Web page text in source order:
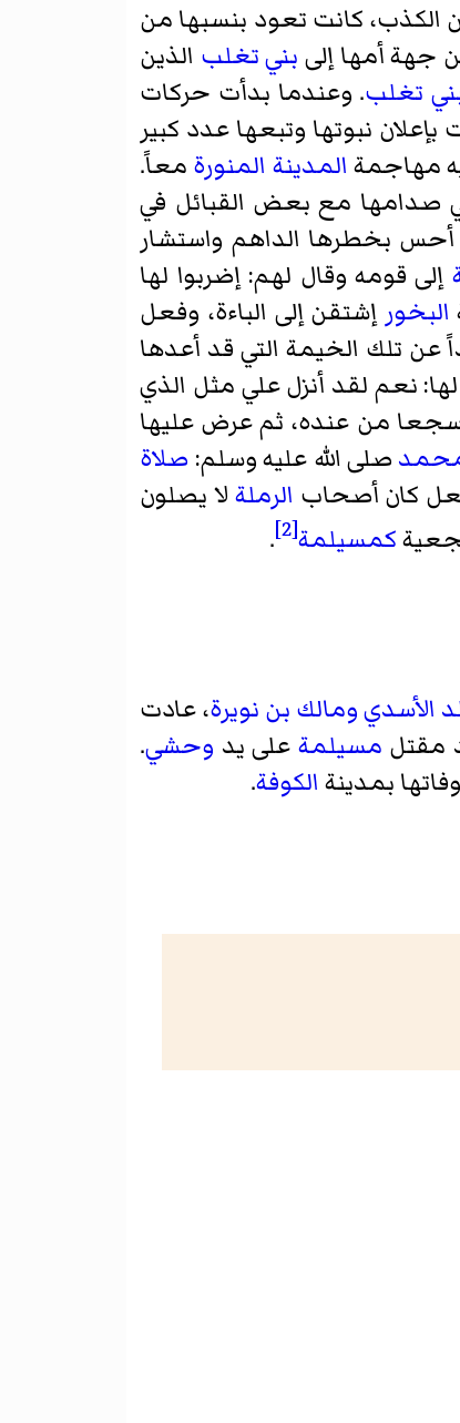
الكذب، كانت تعود بنسبها من
جهة أمها إلى بني تغلب الذين
تغلب. وعندما بدأت حركات
بإعلان نبوتها وتبعها عدد كبير
مهاجمة المدينة المنورة معاً.
صدامها مع بعض القبائل في
بخطرها الداهم واستشار
إلى قومه وقال لهم: إضربوا لها
البخور إشتقن إلى الباءة، وفعل
عن تلك الخيمة التي قد أعدها
لها: نعم لقد أنزل علي مثل الذي
من عنده، ثم عرض عليها
صلى الله عليه وسلم: صلاة
كان أصحاب الرملة لا يصلون
كمسيلمة[2]
.
الأسديومالك بن نويرة، عادت
مقتل مسيلمة على يد وحشي.
بمدينة الكوفة.